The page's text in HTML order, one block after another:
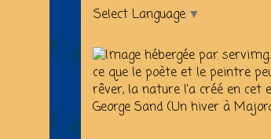
Select Language ▼
ce que le poète et le peintre
rêver, la nature l'a créé en cet
George Sand (Un hiver à